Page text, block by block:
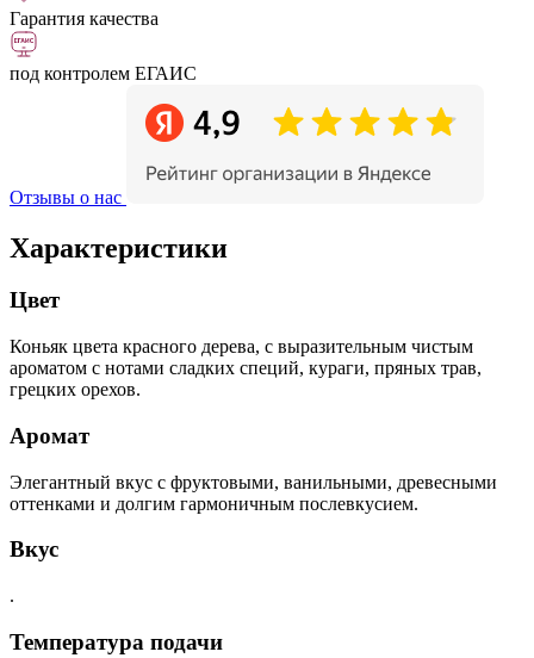
Гарантия качества
под контролем ЕГАИС
Отзывы о нас
Характеристики
Цвет
Коньяк цвета красного дерева, с выразительным чистым
ароматом с нотами сладких специй, кураги, пряных трав,
грецких орехов.
Аромат
Элегантный вкус с фруктовыми, ванильными, древесными
оттенками и долгим гармоничным послевкусием.
Вкус
.
Температура подачи